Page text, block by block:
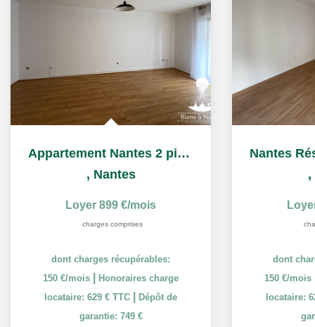
Appartement Nantes 2 pièce(s) 48.39 m2
, Nantes
Loyer 899 €/mois
charges comprises
dont charges récupérables:
150 €/mois
Honoraires charge
locataire: 629 € TTC
Dépôt de
garantie: 749 €
,
dont
150 €/mois
locataire: